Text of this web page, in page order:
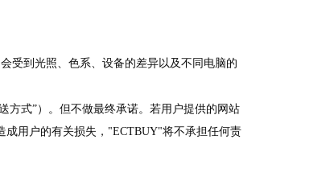
受到光照、色系、设备的差异以及不同电脑的
方式”）。但不做最终承诺。若用户提供的网站
用户的有关损失，"ECTBUY"将不承担任何责